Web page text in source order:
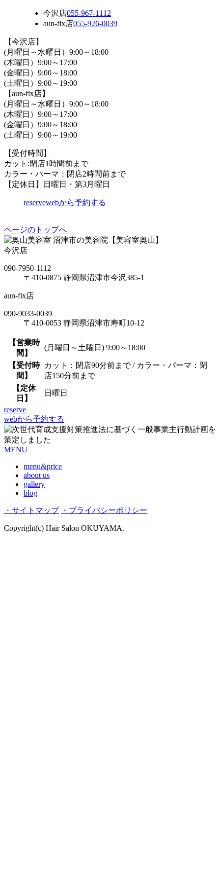
今沢店055-967-1112
aun-fix店055-926-0039
【今沢店】
(月曜日～水曜日）9:00～18:00
(木曜日）9:00～17:00
(金曜日）9:00～18:00
(土曜日）9:00～19:00
【aun-fix店】
(月曜日～水曜日）9:00～18:00
(木曜日）9:00～17:00
(金曜日）9:00～18:00
(土曜日）9:00～19:00
【受付時間】
カット:閉店1時間前まで
カラー・パーマ：閉店2時間前まで
【定休日】日曜日・第3月曜日
reservewebから予約する
ページのトップへ
沼津市の美容院【美容室奥山】
今沢店
090-7950-1112
〒410-0875 静岡県沼津市今沢385-1
aun-fix店
090-9033-0039
〒410-0053 静岡県沼津市寿町10-12
【営業時
間】
(月曜日～土曜日) 9:00～18:00
【受付時
間】
カット：閉店90分前まで / カラー・パーマ：閉
店150分前まで
【定休
日】
日曜日
reserve
webから予約する
MENU
menu&price
about us
gallery
blog
・サイトマップ ・プライバシーポリシー
Copyright(c) Hair Salon OKUYAMA.